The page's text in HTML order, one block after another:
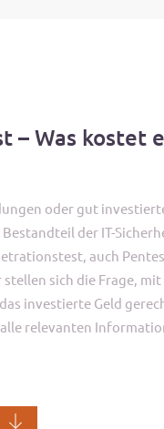
– Was kostet
oder gut
der IT-
auch
sich die Frage,
investierte Geld
relevanten